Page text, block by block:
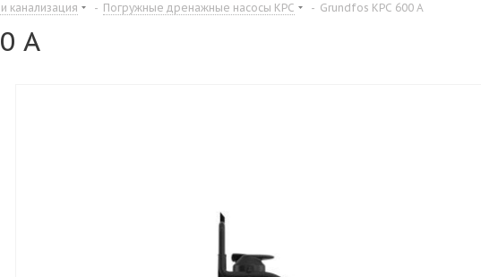
канализация - Погружные дренажные насосы KPC - Grundfos KPC 600 A
A